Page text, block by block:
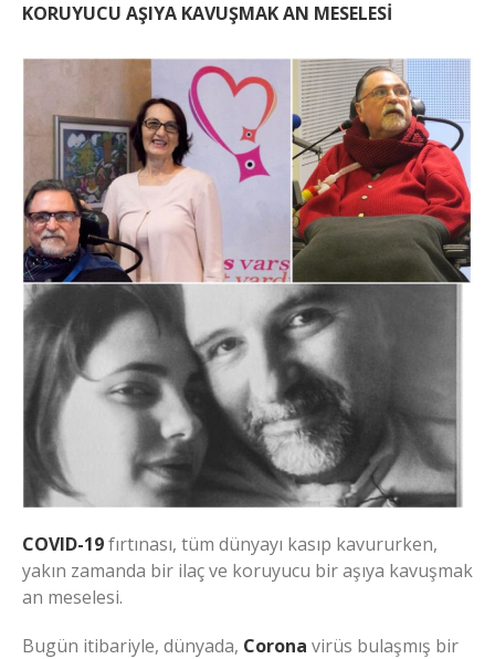
KORUYUCU AŞIYA KAVUŞMAK AN MESELESİ
COVID-19fırtınası, tüm dünyayı kasıp kavururken,
yakın zamanda bir ilaç ve koruyucu bir aşıya kavuşmak
an meselesi.
Bugün itibariyle, dünyada, Corona virüs bulaşmış bir